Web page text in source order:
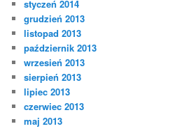
styczeń 2014
grudzień 2013
listopad 2013
październik 2013
wrzesień 2013
sierpień 2013
lipiec 2013
czerwiec 2013
maj 2013